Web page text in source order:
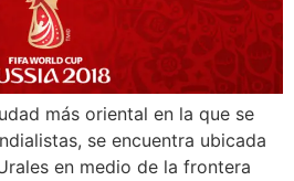
más oriental en la que se
se encuentra ubicada
en medio de la frontera